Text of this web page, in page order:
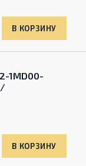
В КОРЗИНУ
1MD00-
В КОРЗИНУ